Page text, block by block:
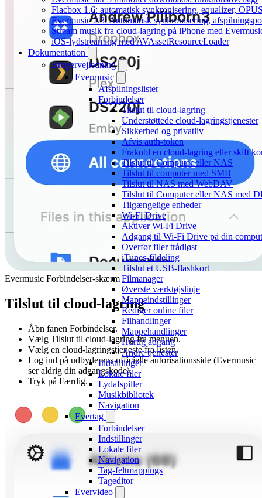
Flacbox 1.6: automatisk synkronisering, equalizer,
Evermusic 2.3: Automatisk synkronisering,
Stream musik fra cloud-lagring på iPhone med
iOS-lydstreaming med AVAssetResourceLoader
Dokumentation
Brugervejledning
Evermusic
Afspilningslister
Forbindelser
Tilslut til cloud-lagring
Understøttede cloud-lagringstjenester
Sikkerhed og privatliv
Afvis auth-token
Frakobl en cloud-lagring eller skift
Tilslut til Computer eller NAS
Tilslut til computer med SMB
Tilslut til NAS med WebDAV
Tilslut til Computer eller NAS med
Tilgængelige enheder
Wi-Fi Drive
Aktiver Wi-Fi Drive
Adgang til Wi-Fi Drive på din
Overfør filer trådløst
iTunes-fildeling
Tilslut et USB-flashkort
Filmanager
Øverste værktøjslinje
Mappeindstillinger
Rediger online filer
Filhandlinger
Mappehandlinger
Hurtig adgang
Andre tjenester
Indstillinger
Lokale filer
Lydafspiller
Musikbibliotek
Navigation
Evertag
Forbindelser
Indstillinger
Lokale filer
Navigation
Tag-feltmappings
Tageditor
Evervideo
Evermusic Forbindelser-skærm
Tilslut til cloud-lagring
Åbn fanen Forbindelser.
Vælg Tilslut til cloud-lagring fra menuen.
Vælg en cloud-lagringstjeneste fra listen.
Log ind på udbyderens officielle autorisationsside (Evermusic
ser aldrig din adgangskode).
Tryk på Færdig.